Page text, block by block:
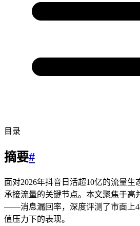
目录
摘要#
面对2026年抖音日活超10亿的流量
承接流量的关键节点。本文聚焦于高
——消息漏回率，深度评测了市面上
值压力下的表现。